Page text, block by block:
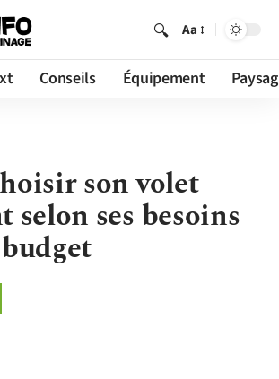
Aa
Conseils Équipement
son volet
selon ses besoins